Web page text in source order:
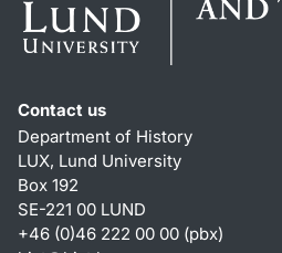
Contact us
Department of History
LUX, Lund University
Box 192
SE-221 00 LUND
+46 (0)46 222 00 00 (pbx)